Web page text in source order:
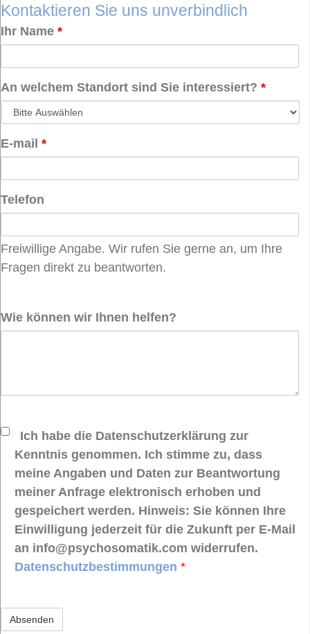
Kontaktieren Sie uns unverbindlich
Ihr Name *
An welchem Standort sind Sie interessiert? *
E-mail *
Telefon
Freiwillige Angabe. Wir rufen Sie gerne an, um Ihre
Fragen direkt zu beantworten.
Wie können wir Ihnen helfen?
Ich habe die Datenschutzerklärung zur
Kenntnis genommen. Ich stimme zu, dass
meine Angaben und Daten zur Beantwortung
meiner Anfrage elektronisch erhoben und
gespeichert werden. Hinweis: Sie können Ihre
Einwilligung jederzeit für die Zukunft per E-Mail
an info@psychosomatik.com widerrufen.
Datenschutzbestimmungen *